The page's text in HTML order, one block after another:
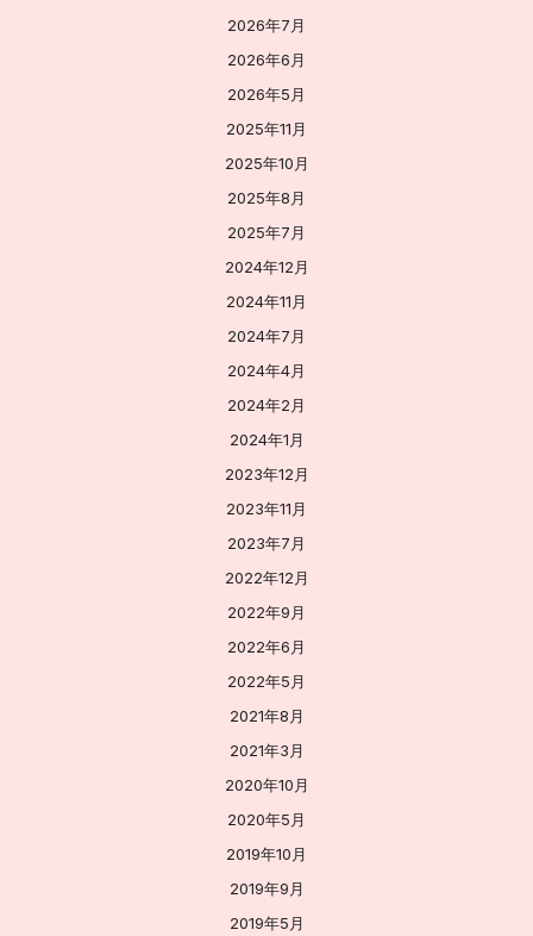
2026年7月
2026年6月
2026年5月
2025年11月
2025年10月
2025年8月
2025年7月
2024年12月
2024年11月
2024年7月
2024年4月
2024年2月
2024年1月
2023年12月
2023年11月
2023年7月
2022年12月
2022年9月
2022年6月
2022年5月
2021年8月
2021年3月
2020年10月
2020年5月
2019年10月
2019年9月
2019年5月